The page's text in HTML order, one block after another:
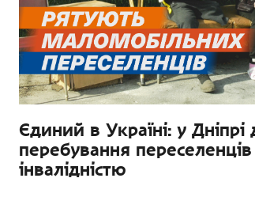
Єдиний в Україні: у Дніпрі
перебування переселенців
інвалідністю